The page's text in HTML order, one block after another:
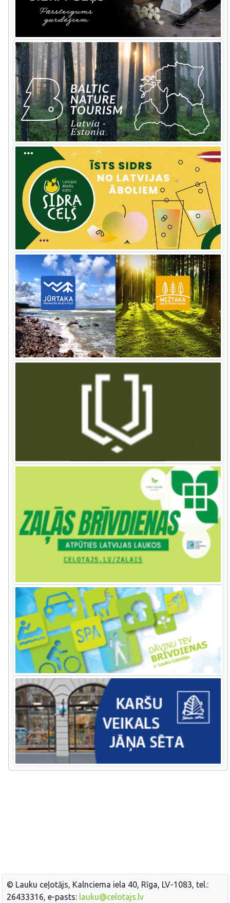
© Lauku ceļotājs, Kalnciema iela 40, Rīga, LV-1083, tel.:
26433316, e-pasts: lauku@celotajs.lv